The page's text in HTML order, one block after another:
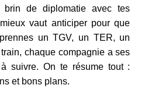
brin de diplomatie avec tes
vaut anticiper pour que
un TGV, un TER, un
chaque compagnie a ses
suivre. On te résume tout :
et bons plans.